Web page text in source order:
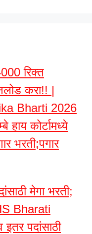
रिक्त
करा!! |
Bharti 2026
हाय कोर्टामध्ये
भरती;पगार
मेगा भरती;
Bharati
पदांसाठी